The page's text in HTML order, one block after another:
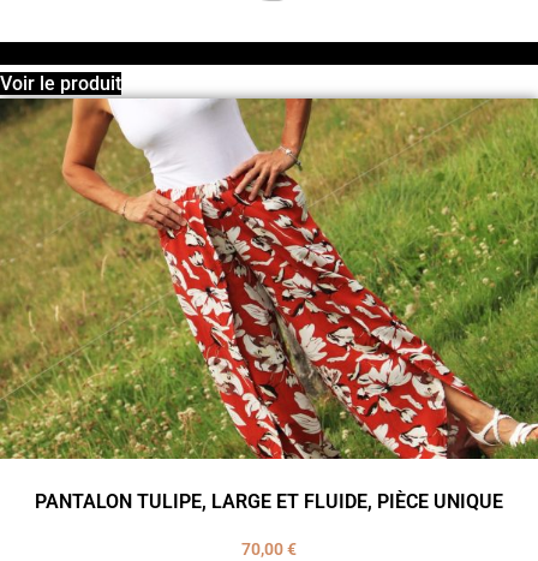
Voir le produit
PANTALON TULIPE, LARGE ET FLUIDE, PIÈCE UNIQUE
70,00€